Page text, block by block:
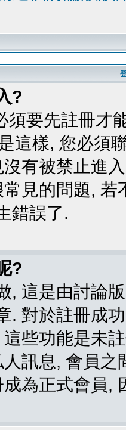
?
須要先註冊才
這樣, 您必須
有被禁止進
見的問題,
錯誤了.
?
, 這是由討論
. 對於註冊成
些功能是未
訊息, 會員
為正式會員,